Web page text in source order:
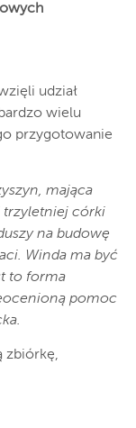
udział
wielu
przygotowanie
mająca
trzyletniej córki
na budowę
Winda ma być
to forma
pomoc
zbiórkę,